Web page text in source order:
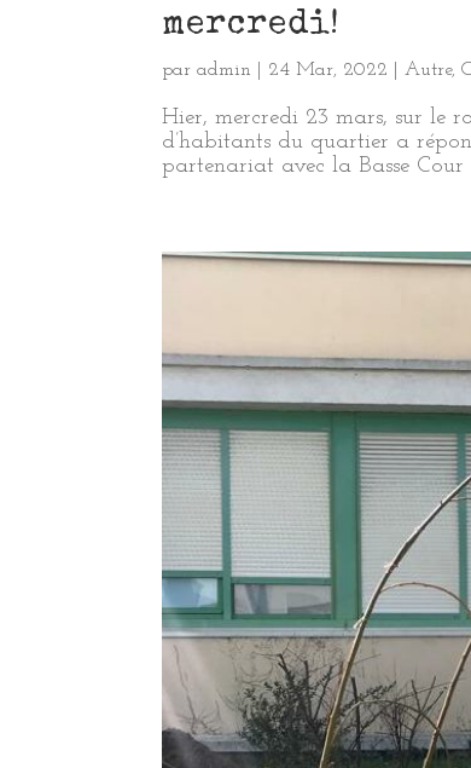
mercredi!
paradmin 24 Mar, 2022 |Autre,
Hier, mercredi 23 mars, sur le
d’habitants du quartier a
partenariat avec la Basse